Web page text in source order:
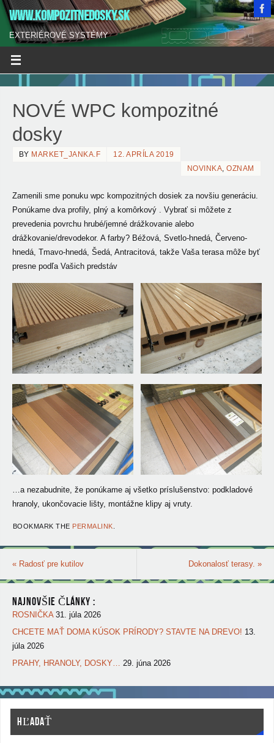
WWW.KOMPOZITNEDOSKY.SK
EXTERIÉROVÉ SYSTÉMY
NOVÉ WPC kompozitné
dosky
BY MARKET_JANKA.F
12. APRÍLA 2019
NOVINKA,OZNAM
Zamenili sme ponuku wpc kompozitných dosiek za novšiu generáciu.
Ponúkame dva profily, plný a komôrkový . Vybrať si môžete z
prevedenia povrchu hrubé/jemné drážkovanie alebo
drážkovanie/drevodekor. A farby? Béžová, Svetlo-hnedá, Červeno-
hnedá, Tmavo-hnedá, Šedá, Antracitová, takže Vaša terasa môže byť
presne podľa Vašich predstáv
…a nezabudnite, že ponúkame aj všetko príslušenstvo: podkladové
hranoly, ukončovacie lišty, montážne klipy aj vruty.
BOOKMARK THE PERMALINK
«Radosť pre kutilov Dokonalosť terasy.»
NAJNOVŠIE ČLÁNKY :
ROSNIČKA 31. júla 2026
CHCETE MAŤ DOMA KÚSOK PRÍRODY? STAVTE NA DREVO! 13.
júla 2026
PRAHY, HRANOLY, DOSKY… 29. júna 2026
HĽADAŤ